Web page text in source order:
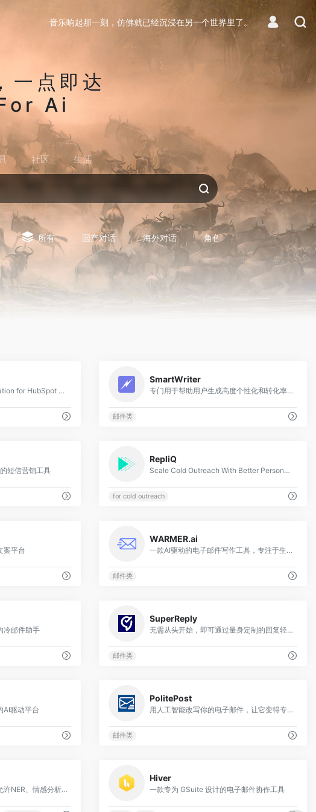
音乐响起那一刻，仿佛就已经沉浸在另一个世界里了。
一点即达
Ai
社区 生活
对话AI
所有 国产对话 海外对话 角色型对话 专用型对话
Email delivery optimization for HubSpot and Marketo.
SmartWriter
专门用于帮助用户生成高度个性化和转化率高的冷邮件或LinkedIn消息
邮件类
短信营销工具
RepliQ
Scale Cold Outreach With Better Personalization
for cold outreach
案平台
WARMER.ai
一款AI驱动的电子邮件写作工具，专注于生成个性化冷邮件内容
邮件类
冷邮件助手
SuperReply
无需从头开始，即可通过量身定制的回复轻松发送有效回复
邮件类
AI驱动平台
PolitePost
用人工智能改写你的电子邮件，让它变得专业
邮件类
一个人工智能工具包，允许NER、情感分析、文本分类、摘要、问题回答、文本生成和语言检测。
Hiver
一款专为 GSuite 设计的电子邮件协作工具